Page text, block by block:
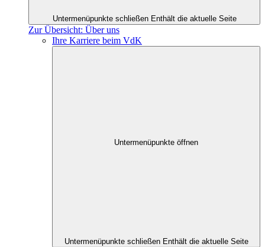
Untermenüpunkte schließen Enthält die aktuelle Seite
Zur Übersicht: Über uns
Ihre Karriere beim VdK
Untermenüpunkte öffnen
Untermenüpunkte schließen Enthält die aktuelle Seite